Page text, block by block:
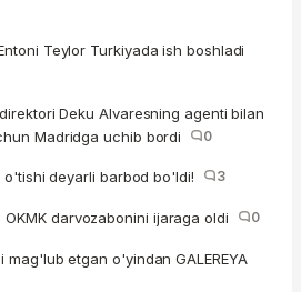
Teylor Turkiyada ish boshladi
Deku Alvaresning agenti bilan
Madridga uchib bordi
0
o'tishi deyarli barbod bo'ldi! 3
OKMK darvozabonini ijaraga oldi 0
mag'lub etgan o'yindan GALEREYA